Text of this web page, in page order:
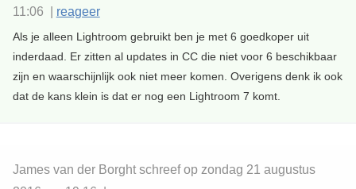
11:06 | reageer
Als je alleen Lightroom gebruikt ben je met 6 goedkoper uit
inderdaad. Er zitten al updates in CC die niet voor 6 beschikbaar
zijn en waarschijnlijk ook niet meer komen. Overigens denk ik ook
dat de kans klein is dat er nog een Lightroom 7 komt.
James van der Borght schreef op zondag 21 augustus